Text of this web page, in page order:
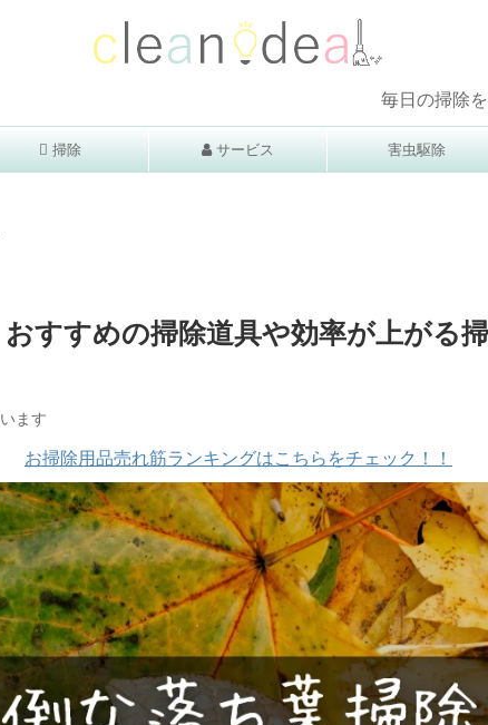
毎日の掃除をcleanideaで楽
掃除 サービス 害虫駆除
すすめの掃除道具や効率が上がる
ます
お掃除用品売れ筋ランキングはこちらをチェック！！